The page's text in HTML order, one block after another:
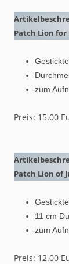
Patch Lion for
zum
Preis: 15.00
Patch Lion of
11 cm
zum
Preis: 12.00